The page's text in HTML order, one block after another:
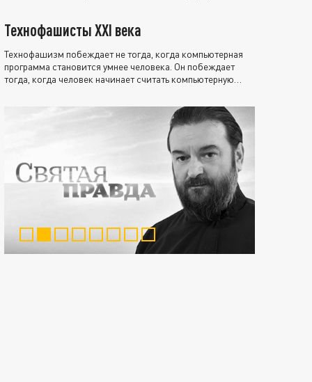
Технофашисты XXI века
Технофашизм побеждает не тогда, когда компьютерная
программа становится умнее человека. Он побеждает
тогда, когда человек начинает считать компьютерную